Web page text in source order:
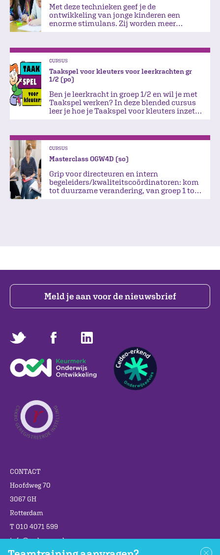
Met deze technieken geef je de
ontwikkeling van jonge kinderen een
enorme stimulans. Zij worden meer
CURSUS
Taakspel voor kleuters voor leerkrachten gr
1/2 (po)
Ben je leerkracht in groep 1/2 en wil je met
Taakspel werken? In deze blended cursus
leer je hoe je Taakspel voor kleuters inzet
CURSUS
Masterclass OGW4D (so)
Grip voor directeuren en intern
begeleiders/kwaliteitscoördinatoren: kom
tot duurzame verandering, van groep 1 tot
Meld je aan voor de nieuwsbrief
CONTACT
Hoofdweg 70
3067 GH
Rotterdam
T 010 4071 599
info@cedgroep.nl